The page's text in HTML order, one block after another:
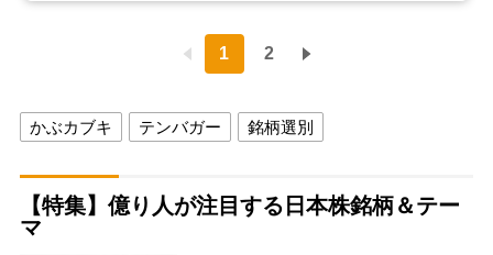
1 2
かぶカブキ テンバガー 銘柄選別
【特集】億り人が注目する日本株銘柄＆テー
マ